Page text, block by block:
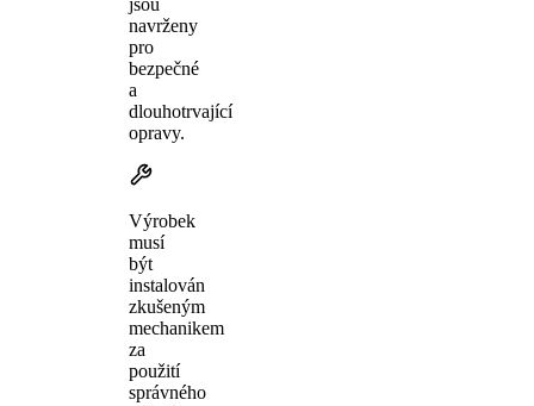
navrženy
pro
bezpečné
a
dlouhotrvající
opravy.
Výrobek
musí
být
instalován
zkušeným
mechanikem
za
použití
správného